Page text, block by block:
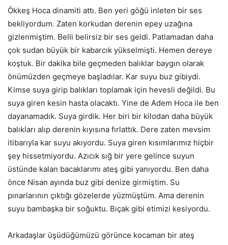
Ökkeş Hoca dinamiti attı. Ben yeri göğü inleten bir ses
bekliyordum. Zaten korkudan derenin epey uzağına
gizlenmiştim. Belli belirsiz bir ses geldi. Patlamadan daha
çok sudan büyük bir kabarcık yükselmişti. Hemen dereye
koştuk. Bir dakika bile geçmeden balıklar baygın olarak
önümüzden geçmeye başladılar. Kar suyu buz gibiydi.
Kimse suya girip balıkları toplamak için hevesli değildi. Bu
suya giren kesin hasta olacaktı. Yine de Adem Hoca ile ben
dayanamadık. Suya girdik. Her biri bir kilodan daha büyük
balıkları alıp derenin kıyısına fırlattık. Dere zaten mevsim
itibarıyla kar suyu akıyordu. Suya giren kısımlarımız hiçbir
şey hissetmiyordu. Azıcık sığ bir yere gelince suyun
üstünde kalan bacaklarımı ateş gibi yanıyordu. Ben daha
önce Nisan ayında buz gibi denize girmiştim. Su
pınarlarının çıktığı gözelerde yüzmüştüm. Ama derenin
suyu bambaşka bir soğuktu. Bıçak gibi etimizi kesiyordu.
Arkadaşlar üşüdüğümüzü görünce kocaman bir ateş